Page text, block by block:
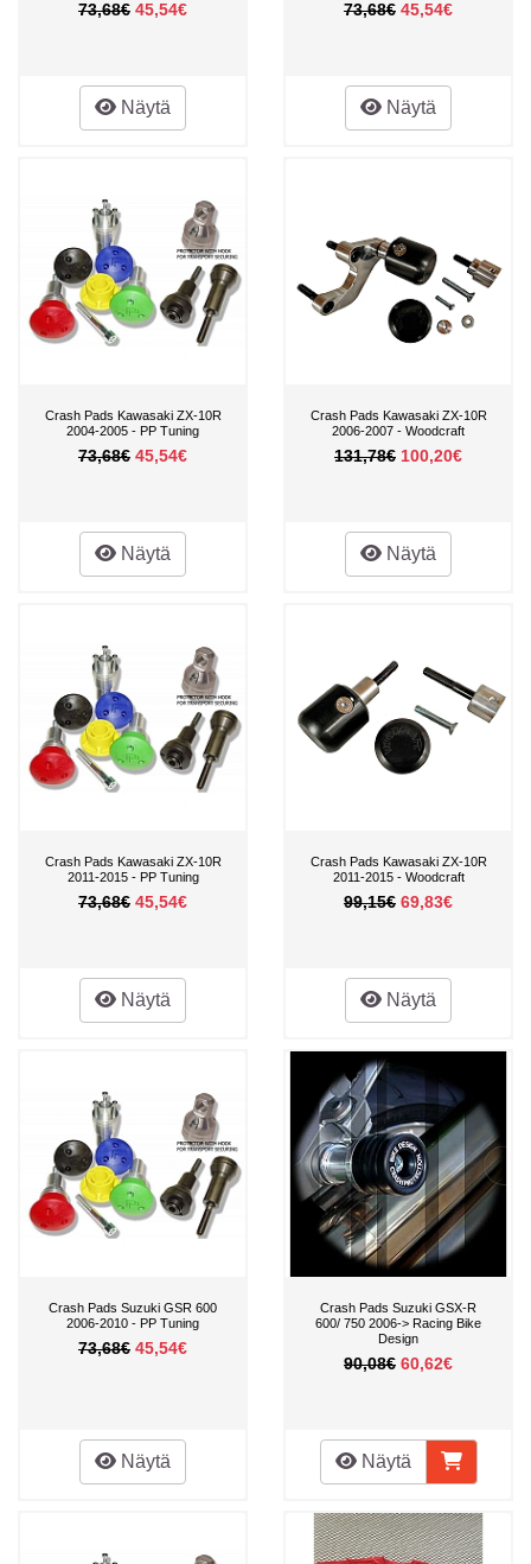
73,68€ 45,54€
Näytä
73,68€ 45,54€
Näytä
Crash Pads Kawasaki ZX-10R
2004-2005 - PP Tuning
73,68€ 45,54€
Näytä
Crash Pads Kawasaki ZX-10R
2006-2007 - Woodcraft
131,78€ 100,20€
Näytä
Crash Pads Kawasaki ZX-10R
2011-2015 - PP Tuning
73,68€ 45,54€
Näytä
Crash Pads Kawasaki ZX-10R
2011-2015 - Woodcraft
99,15€ 69,83€
Näytä
Crash Pads Suzuki GSR 600
2006-2010 - PP Tuning
73,68€ 45,54€
Näytä
Crash Pads Suzuki GSX-R
600/ 750 2006-> Racing Bike
Design
90,08€ 60,62€
Näytä